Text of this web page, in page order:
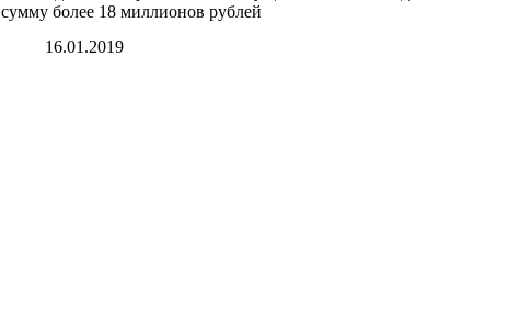
сумму более 18 миллионов рублей
16.01.2019